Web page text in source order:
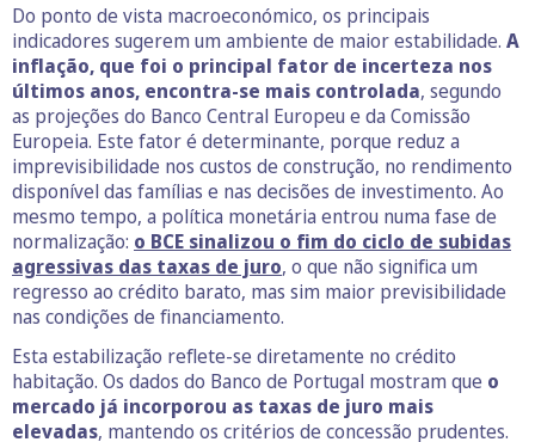
Do ponto de vista macroeconómico, os principais
indicadores sugerem um ambiente de maior estabilidade. A
inflação, que foi o principal fator de incerteza nos
últimos anos, encontra-se mais controlada, segundo
as projeções do Banco Central Europeu e da Comissão
Europeia. Este fator é determinante, porque reduz a
imprevisibilidade nos custos de construção, no rendimento
disponível das famílias e nas decisões de investimento. Ao
mesmo tempo, a política monetária entrou numa fase de
normalização: o BCE sinalizou o fim do ciclo de subidas
agressivas das taxas de juro, o que não significa um
regresso ao crédito barato, mas sim maior previsibilidade
nas condições de financiamento.
Esta estabilização reflete-se diretamente no crédito
habitação. Os dados do Banco de Portugal mostram que o
mercado já incorporou as taxas de juro mais
elevadas, mantendo os critérios de concessão prudentes.